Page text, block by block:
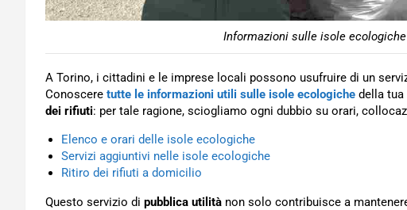
Informazioni sulle isole
A Torino, i cittadini e le imprese locali possono usufruire di un
Conoscere tutte le informazioni utili sulle isole ecologiche della
dei rifiuti: per tale ragione, sciogliamo ogni dubbio su orari,
Elenco e orari delle isole ecologiche
Servizi aggiuntivi nelle isole ecologiche
Ritiro dei rifiuti a domicilio
Questo servizio di pubblica utilità non solo contribuisce a